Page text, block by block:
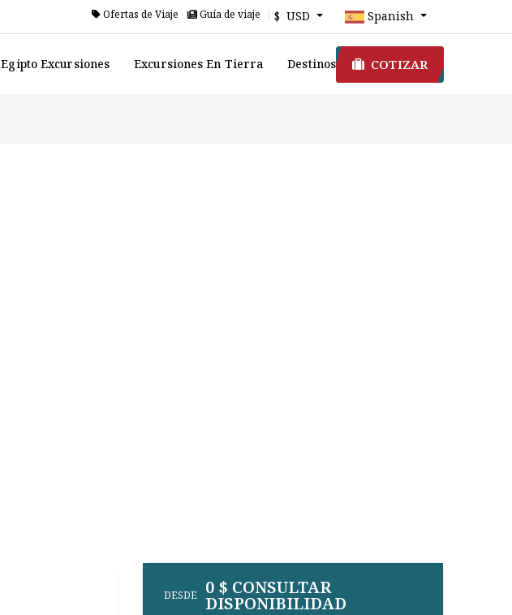
Ofertas de Viaje Guía de viaje $ USD Spanish
Egipto Excursiones Excursiones En Tierra Destinos COTIZAR
DESDE 0 $ CONSULTAR
DISPONIBILIDAD